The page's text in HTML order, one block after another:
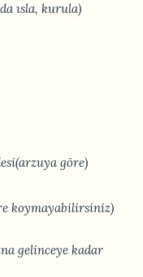
ısla, kurula)
göre)
koymayabilirsiniz)
gelinceye kadar